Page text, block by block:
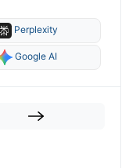
Perplexity
Google AI